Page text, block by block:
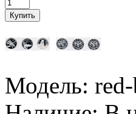
Модель: